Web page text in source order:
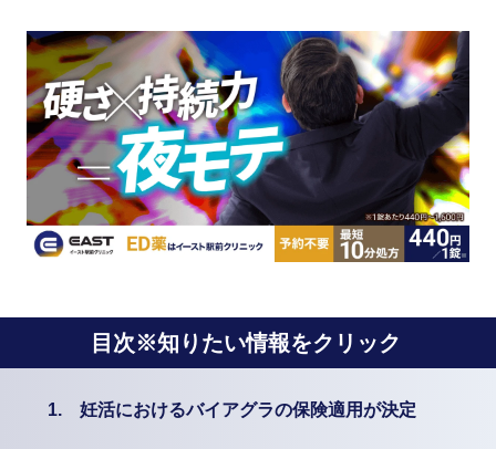
目次※知りたい情報をクリック
1. 妊活におけるバイアグラの保険適用が決定